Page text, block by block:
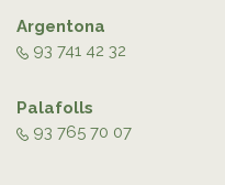
Argentona
93 741 42 32
Palafolls
93 765 70 07